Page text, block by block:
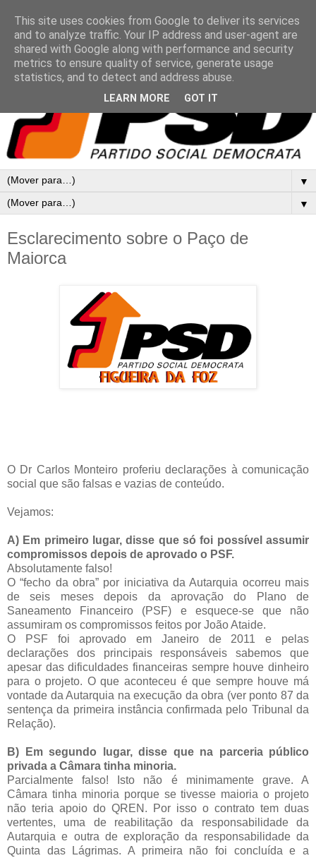
▼
▼
Esclarecimento sobre o Paço de
Maiorca
O Dr Carlos Monteiro proferiu declarações à comunicação
social que são falsas e vazias de conteúdo.
Vejamos:
A) Em primeiro lugar, disse que só foi possível assumir
compromissos depois de aprovado o PSF.
Absolutamente falso!
O “fecho da obra” por iniciativa da Autarquia ocorreu mais
de seis meses depois da aprovação do Plano de
Saneamento Financeiro (PSF) e esquece-se que não
assumiram os compromissos feitos por João Ataide.
O PSF foi aprovado em Janeiro de 2011 e pelas
declarações dos principais responsáveis sabemos que
apesar das dificuldades financeiras sempre houve dinheiro
para o projeto. O que aconteceu é que sempre houve má
vontade da Autarquia na execução da obra (ver ponto 87 da
sentença da primeira instância confirmada pelo Tribunal da
Relação).
B) Em segundo lugar, disse que na parceria público
privada a Câmara tinha minoria.
Parcialmente falso! Isto não é minimamente grave. A
Câmara tinha minoria porque se tivesse maioria o projeto
não teria apoio do QREN. Por isso o contrato tem duas
vertentes, uma de reabilitação da responsabilidade da
Autarquia e outra de exploração da responsabilidade da
Quinta das Lágrimas. A primeira não foi concluída e a
This site uses cookies from Google to deliver its services
and to analyze traffic. Your IP address and user-agent are
shared with Google along with performance and security
metrics to ensure quality of service, generate usage
statistics, and to detect and address abuse.
LEARN MORE GOT IT